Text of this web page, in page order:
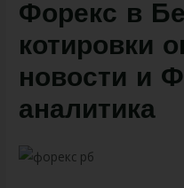
Форекс в
котировки
новости и
аналитика